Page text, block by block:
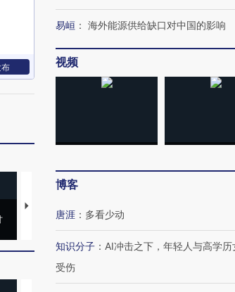
布
马航飞行员跨国走私7万
粒摇头丸 尿检体内含3种
育部长拱下台
易峘 ： 海外能源供给缺口对中国的影响
视频
博客
唐涯 ： 多看少动
知识分子 ： AI冲击之下，年轻人与高学历
受伤